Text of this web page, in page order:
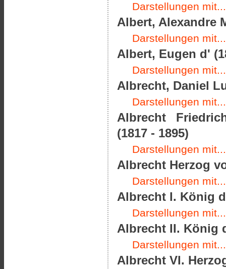
Darstellungen mit...
Albert, Alexandre
Darstellungen mit...
Albert, Eugen d'
Darstellungen mit...
Albrecht, Daniel
Darstellungen mit...
Albrecht
(1817 - 1895)
Darstellungen mit...
Albrecht Herzog
Darstellungen mit...
Albrecht I. König
Darstellungen mit...
Albrecht II. König
Darstellungen mit...
Albrecht VI.